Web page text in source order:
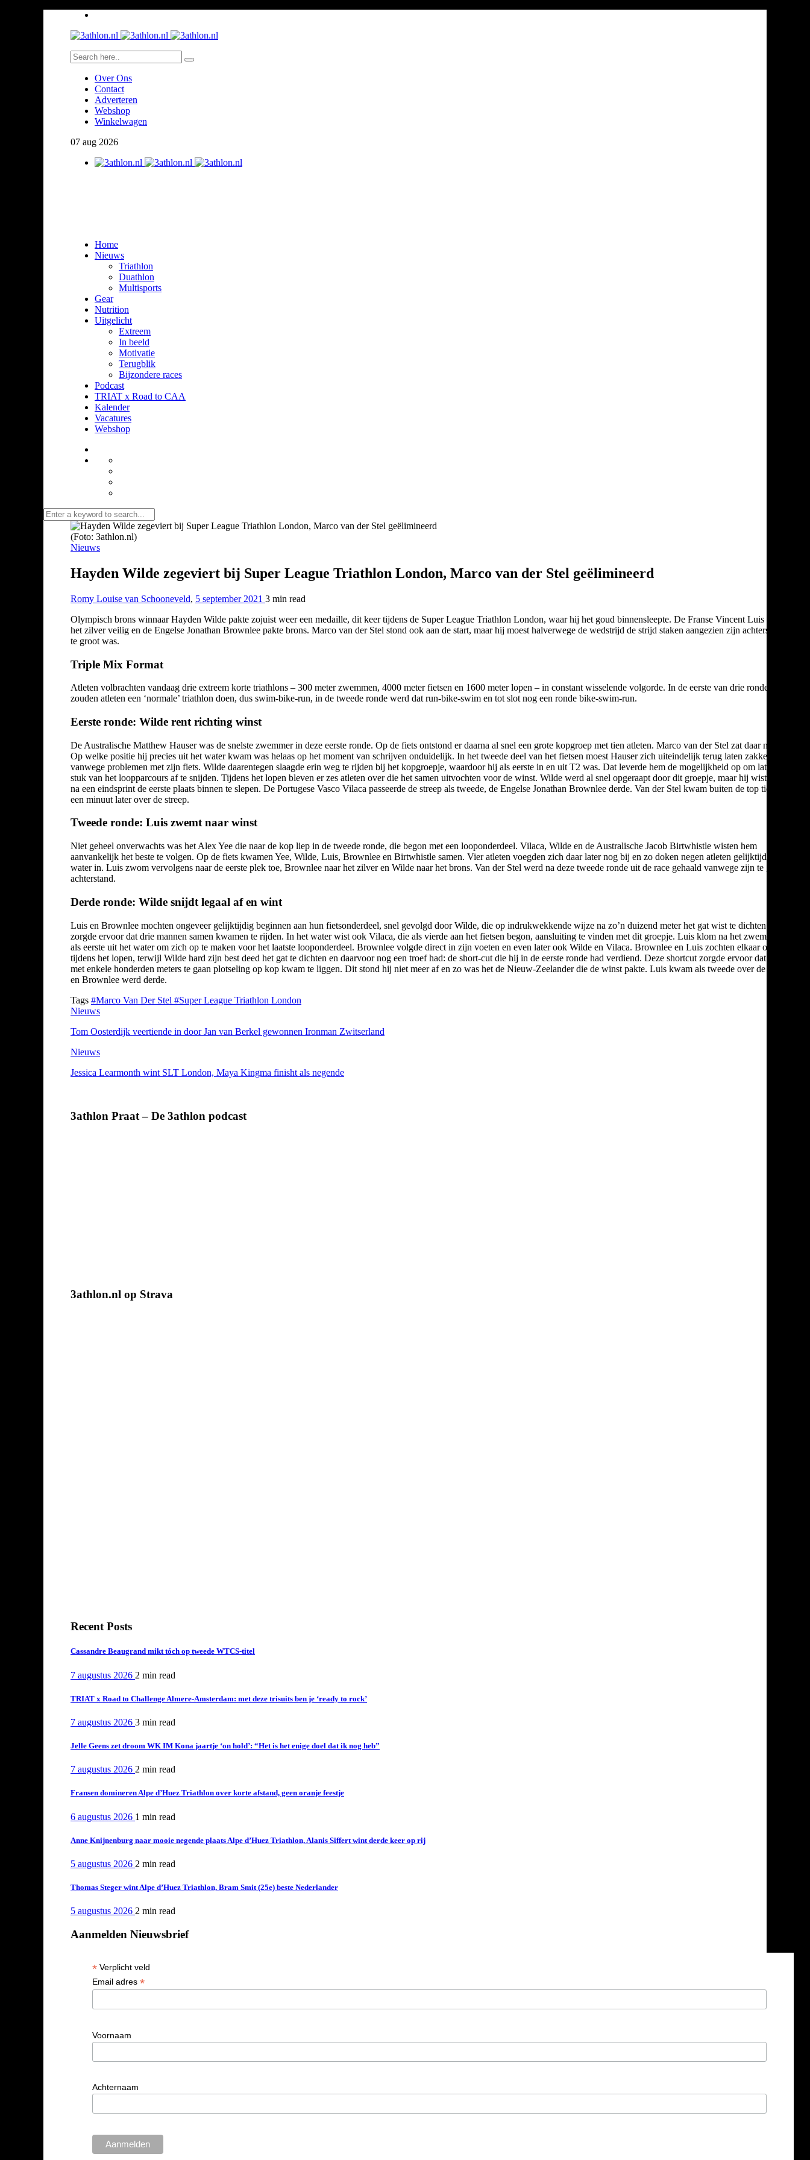
Over Ons
Contact
Adverteren
Webshop
Winkelwagen
07 aug 2026
Home
Nieuws
Triathlon
Duathlon
Multisports
Gear
Nutrition
Uitgelicht
Extreem
In beeld
Motivatie
Terugblik
Bijzondere races
Podcast
TRIAT x Road to CAA
Kalender
Vacatures
Webshop
(Foto: 3athlon.nl)
Nieuws
Hayden Wilde zegeviert bij Super League Triathlon London, Marco van der Stel geëlimineerd
Romy Louise van Schooneveld, 5 september 2021 3 min read
Olympisch brons winnaar Hayden Wilde pakte zojuist weer een medaille, dit keer tijdens de Super League Triathlon London, waar hij het goud binnensleepte. De Franse Vincent Luis stelde
het zilver veilig en de Engelse Jonathan Brownlee pakte brons. Marco van der Stel stond ook aan de start, maar hij moest halverwege de wedstrijd de strijd staken aangezien zijn achterstand
te groot was.
Triple Mix Format
Atleten volbrachten vandaag drie extreem korte triathlons – 300 meter zwemmen, 4000 meter fietsen en 1600 meter lopen – in constant wisselende volgorde. In de eerste van drie ronden
zouden atleten een ‘normale’ triathlon doen, dus swim-bike-run, in de tweede ronde werd dat run-bike-swim en tot slot nog een ronde bike-swim-run.
Eerste ronde: Wilde rent richting winst
De Australische Matthew Hauser was de snelste zwemmer in deze eerste ronde. Op de fiets ontstond er daarna al snel een grote kopgroep met tien atleten. Marco van der Stel zat daar niet bij.
Op welke positie hij precies uit het water kwam was helaas op het moment van schrijven onduidelijk. In het tweede deel van het fietsen moest Hauser zich uiteindelijk terug laten zakken
vanwege problemen met zijn fiets. Wilde daarentegen slaagde erin weg te rijden bij het kopgroepje, waardoor hij als eerste in en uit T2 was. Dat leverde hem de mogelijkheid op om later een
stuk van het loopparcours af te snijden. Tijdens het lopen bleven er zes atleten over die het samen uitvochten voor de winst. Wilde werd al snel opgeraapt door dit groepje, maar hij wist alsnog
na een eindsprint de eerste plaats binnen te slepen. De Portugese Vasco Vilaca passeerde de streep als tweede, de Engelse Jonathan Brownlee derde. Van der Stel kwam buiten de top tien en
een minuut later over de streep.
Tweede ronde: Luis zwemt naar winst
Niet geheel onverwachts was het Alex Yee die naar de kop liep in de tweede ronde, die begon met een looponderdeel. Vilaca, Wilde en de Australische Jacob Birtwhistle wisten hem
aanvankelijk het beste te volgen. Op de fiets kwamen Yee, Wilde, Luis, Brownlee en Birtwhistle samen. Vier atleten voegden zich daar later nog bij en zo doken negen atleten gelijktijdig het
water in. Luis zwom vervolgens naar de eerste plek toe, Brownlee naar het zilver en Wilde naar het brons. Van der Stel werd na deze tweede ronde uit de race gehaald vanwege zijn te grote
achterstand.
Derde ronde: Wilde snijdt legaal af en wint
Luis en Brownlee mochten ongeveer gelijktijdig beginnen aan hun fietsonderdeel, snel gevolgd door Wilde, die op indrukwekkende wijze na zo’n duizend meter het gat wist te dichten. Dat
zorgde ervoor dat drie mannen samen kwamen te rijden. In het water wist ook Vilaca, die als vierde aan het fietsen begon, aansluiting te vinden met dit groepje. Luis klom na het zwemmen
als eerste uit het water om zich op te maken voor het laatste looponderdeel. Brownlee volgde direct in zijn voeten en even later ook Wilde en Vilaca. Brownlee en Luis zochten elkaar op
tijdens het lopen, terwijl Wilde hard zijn best deed het gat te dichten en daarvoor nog een troef had: de short-cut die hij in de eerste ronde had verdiend. Deze shortcut zorgde ervoor dat Wilde
met enkele honderden meters te gaan plotseling op kop kwam te liggen. Dit stond hij niet meer af en zo was het de Nieuw-Zeelander die de winst pakte. Luis kwam als tweede over de streep
en Brownlee werd derde.
Tags #Marco Van Der Stel #Super League Triathlon London
Nieuws
Tom Oosterdijk veertiende in door Jan van Berkel gewonnen Ironman Zwitserland
Nieuws
Jessica Learmonth wint SLT London, Maya Kingma finisht als negende
3athlon Praat – De 3athlon podcast
3athlon.nl op Strava
Recent Posts
Cassandre Beaugrand mikt tóch op tweede WTCS-titel
7 augustus 2026 2 min read
TRIAT x Road to Challenge Almere-Amsterdam: met deze trisuits ben je ‘ready to rock’
7 augustus 2026 3 min read
Jelle Geens zet droom WK IM Kona jaartje ‘on hold’: “Het is het enige doel dat ik nog heb”
7 augustus 2026 2 min read
Fransen domineren Alpe d’Huez Triathlon over korte afstand, geen oranje feestje
6 augustus 2026 1 min read
Anne Knijnenburg naar mooie negende plaats Alpe d’Huez Triathlon, Alanis Siffert wint derde keer op rij
5 augustus 2026 2 min read
Thomas Steger wint Alpe d’Huez Triathlon, Bram Smit (25e) beste Nederlander
5 augustus 2026 2 min read
Aanmelden Nieuwsbrief
* Verplicht veld
Email adres *
Voornaam
Achternaam